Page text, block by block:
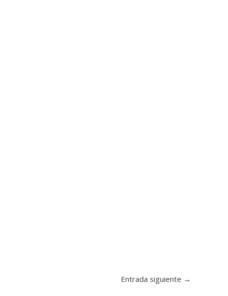
Entrada siguiente →